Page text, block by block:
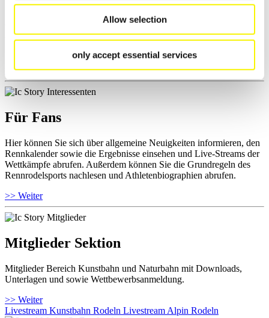
Allow selection
only accept essential services
Hier können Sie das aktuelle Regelwerk sowie Richtlinien zu
und Informationen zu Wettkämpfen abrufen. Außerdem können Sie
Ihre Athletenbiographie ansehen.
>> Weiter
Für Fans
Hier können Sie sich über allgemeine Neuigkeiten informieren, den
Rennkalender sowie die Ergebnisse einsehen und Live-Streams der
Wettkämpfe abrufen. Außerdem können Sie die Grundregeln des
Rennrodelsports nachlesen und Athletenbiographien abrufen.
>> Weiter
Mitglieder Sektion
Mitglieder Bereich Kunstbahn und Naturbahn mit Downloads,
Unterlagen und sowie Wettbewerbsanmeldung.
>> Weiter
Livestream Kunstbahn Rodeln Livestream Alpin Rodeln